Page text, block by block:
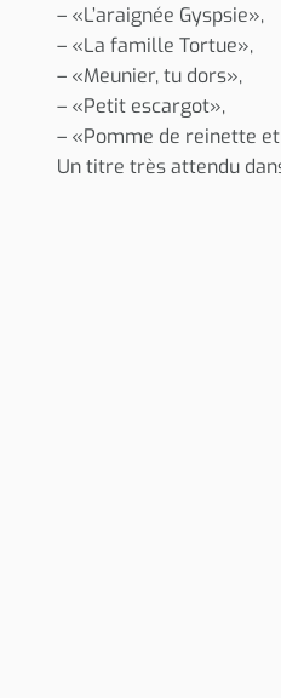
– «L’araignée Gyspsie»,
– «La famille Tortue»,
– «Meunier, tu dors»,
– «Petit escargot»,
– «Pomme de reinette
Un titre très attendu